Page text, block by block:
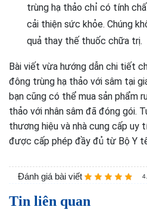
trùng hạ thảo chỉ có tính
cải thiện sức khỏe. Chúng
quả thay thế thuốc chữa trị.
Bài viết vừa hướng dẫn chi tiết
đông trùng hạ thảo với sâm tại
bạn cũng có thể mua sản phẩm
thảo với nhân sâm đã đóng gói.
thương hiệu và nhà cung cấp uy
được cấp phép đầy đủ từ Bộ Y
Đánh giá bài viết
Tin liên quan